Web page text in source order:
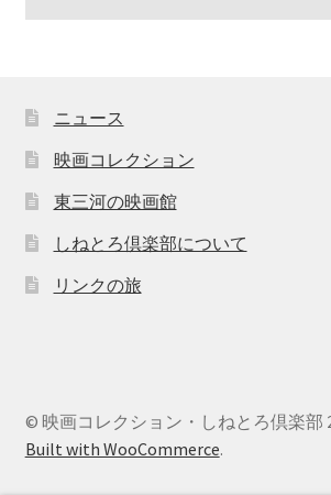
ニュース
映画コレクション
東三河の映画館
しねとろ倶楽部について
リンクの旅
© 映画コレクション・しねとろ倶楽部
Built with WooCommerce.